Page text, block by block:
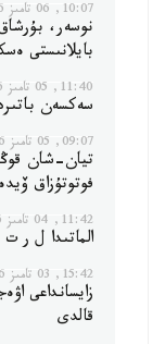
10:07, 06 تامىز 2026
بايلانىستى
11:40, 05 تامىز 2026
سەكسەن
09:07, 05 تامىز 2026
تيان-شان
فوتوتۇزاق
11:42, 04 تامىز 2026
الماتىدا ل ر
15:42, 03 تامىز 2026
زايسانداعى
قالدى